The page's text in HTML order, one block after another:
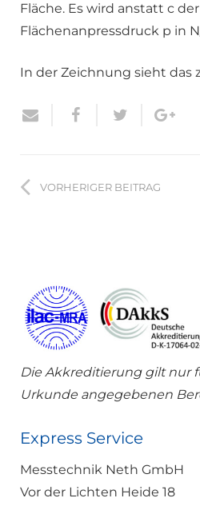
Fläche. Es wird anstatt c der
Flächenanpressdruck p in
In der Zeichnung sieht das
VORHERIGER BEITRAG
Die Akkreditierung gilt nur
Urkunde angegebenen
Express Service
Messtechnik Neth GmbH
Vor der Lichten Heide 18